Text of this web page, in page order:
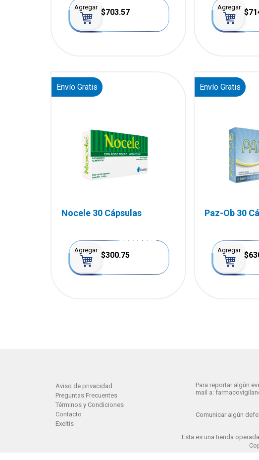
Agregar
$703.57
Agregar
Envío Gratis
Nocele 30 Cápsulas
Agregar
$300.75
Envío Gratis
Paz-Ob 30
Agregar
Aviso de privacidad
Preguntas Frecuentes
Términos y Condiciones
Contacto
Exeltis
Para reportar algún
mail a:
Comunicar algún
Esta es una tienda